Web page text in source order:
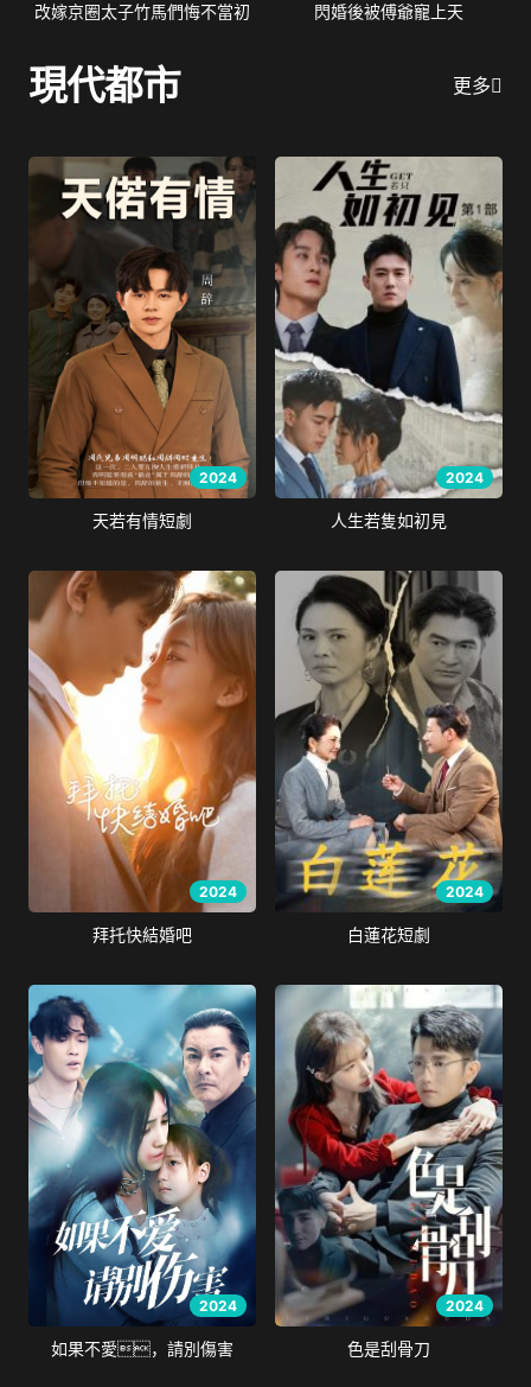
改嫁京圈太子竹馬們悔不當初 閃婚後被傅爺寵上天
現代都市 更多
2024
天若有情短劇
2024
人生若隻如初見
2024
拜托快結婚吧
2024
白蓮花短劇
2024
如果不愛，請別傷害
2024
色是刮骨刀